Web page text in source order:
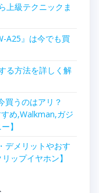
上級テクニックま
A25』は今でも買
る方法を詳しく解
買うのはアリ？
め,Walkman,ガジ
】
デメリットやおす
ップイヤホン】